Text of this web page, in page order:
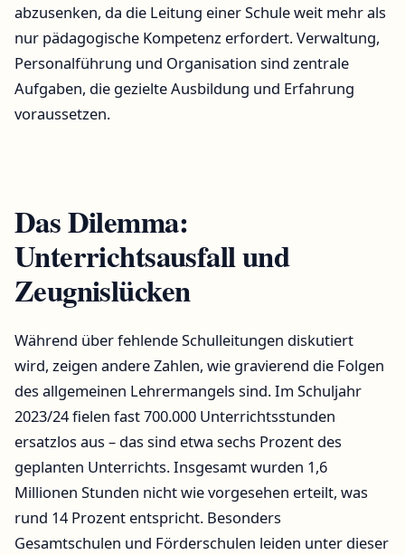
abzusenken, da die Leitung einer Schule weit mehr als
nur pädagogische Kompetenz erfordert. Verwaltung,
Personalführung und Organisation sind zentrale
Aufgaben, die gezielte Ausbildung und Erfahrung
voraussetzen.
Das Dilemma:
Unterrichtsausfall und
Zeugnislücken
Während über fehlende Schulleitungen diskutiert
wird, zeigen andere Zahlen, wie gravierend die Folgen
des allgemeinen Lehrermangels sind. Im Schuljahr
2023/24 fielen fast 700.000 Unterrichtsstunden
ersatzlos aus – das sind etwa sechs Prozent des
geplanten Unterrichts. Insgesamt wurden 1,6
Millionen Stunden nicht wie vorgesehen erteilt, was
rund 14 Prozent entspricht. Besonders
Gesamtschulen und Förderschulen leiden unter dieser